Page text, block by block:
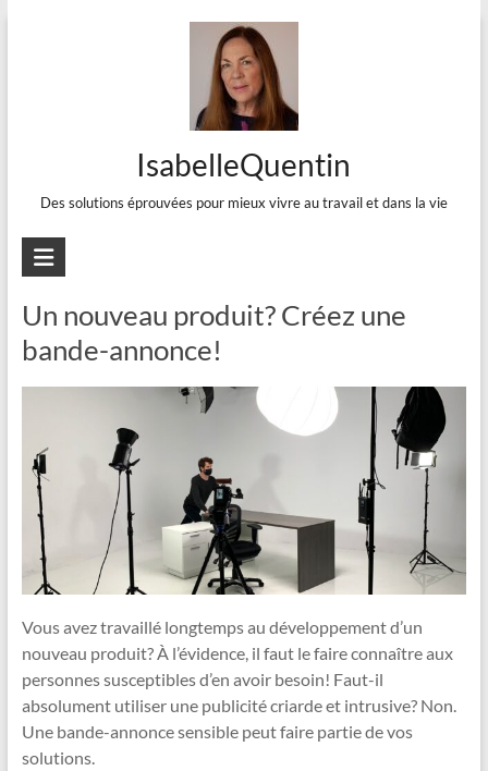
IsabelleQuentin
Des solutions éprouvées pour mieux vivre au travail et dans la vie
Message
Un nouveau produit? Créez une
bande-annonce!
Vous avez travaillé longtemps au développement d’un
nouveau produit? À l’évidence, il faut le faire connaître aux
personnes susceptibles d’en avoir besoin! Faut-il
absolument utiliser une publicité criarde et intrusive? Non.
Une bande-annonce sensible peut faire partie de vos
solutions.